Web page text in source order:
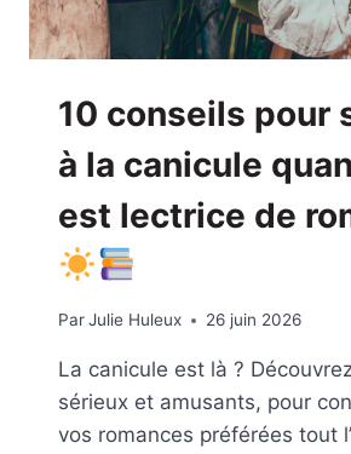
10 conseils pour
à la canicule
est lectrice de
ParJulie Huleux 26 juin 2026
La canicule est là ?
sérieux et amusants, pour
vos romances préférées tout